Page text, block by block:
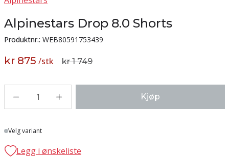
Alpinestars Drop 8.0 Shorts
Produktnr.: WEB80591753439
kr 875 /stk kr 1 749
1 Kjøp
Lager
Velg variant
Legg i ønskeliste